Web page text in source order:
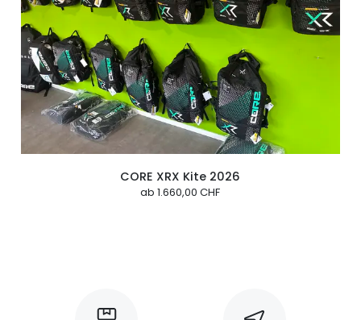
CORE XRX Kite 2026
ab 1.660,00 CHF